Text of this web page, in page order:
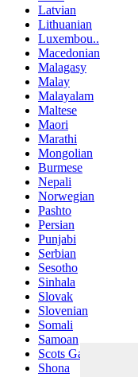
Latvian
Lithuanian
Luxembou..
Macedonian
Malagasy
Malay
Malayalam
Maltese
Maori
Marathi
Mongolian
Burmese
Nepali
Norwegian
Pashto
Persian
Punjabi
Serbian
Sesotho
Sinhala
Slovak
Slovenian
Somali
Samoan
Scots Gaelic
Shona